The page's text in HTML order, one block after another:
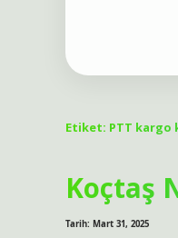
Etiket: PTT kargo
Koçtaş
Tarih: Mart 31, 2025